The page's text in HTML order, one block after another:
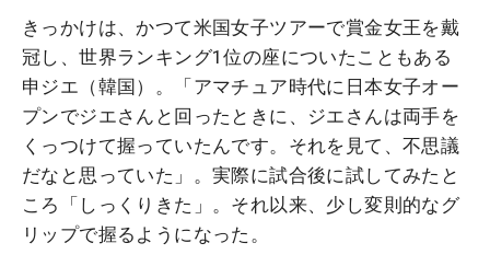
きっかけは、かつて米国女子ツアーで賞金女王を戴
冠し、世界ランキング1位の座についたこともある
申ジエ（韓国）。「アマチュア時代に日本女子オー
プンでジエさんと回ったときに、ジエさんは両手を
くっつけて握っていたんです。それを見て、不思議
だなと思っていた」。実際に試合後に試してみたと
ころ「しっくりきた」。それ以来、少し変則的なグ
リップで握るようになった。